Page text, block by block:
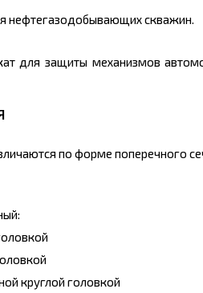
нефтегазодобывающих скважин.
для защиты механизмов
по форме поперечного
круглой головкой